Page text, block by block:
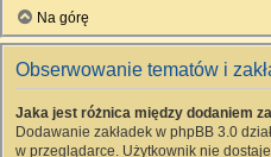
Na górę
Obserwowanie tematów i
Jaka jest różnica między dodaniem
Dodawanie zakładek w phpBB 3.0
w przeglądarce. Użytkownik nie